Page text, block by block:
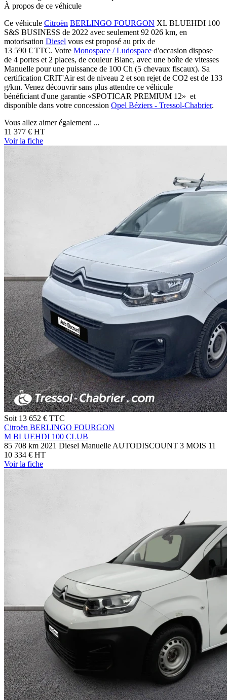
À propos de ce véhicule
Ce véhicule Citroën BERLINGO FOURGON XL BLUEHDI 100
S&S BUSINESS de 2022 avec seulement 92 026 km, en
motorisation Diesel vous est proposé au prix de
13 590 € TTC. Votre Monospace / Ludospace d'occasion dispose
de 4 portes et 2 places, de couleur Blanc, avec une boîte de vitesses
Manuelle pour une puissance de 100 Ch (5 chevaux fiscaux). Sa
certification CRIT'Air est de niveau 2 et son rejet de CO2 est de 133
g/km. Venez découvrir sans plus attendre ce véhicule
bénéficiant d'une garantie «SPOTICAR PREMIUM 12» et
disponible dans votre concession Opel Béziers - Tressol-Chabrier.
Vous allez aimer également ...
11 377 € HT
Voirla fiche
Soit 13 652 € TTC
Citroën BERLINGO FOURGON
M BLUEHDI 100 CLUB
85 708 km 2021 Diesel Manuelle AUTODISCOUNT 3 MOIS 11
10 334 € HT
Voirla fiche